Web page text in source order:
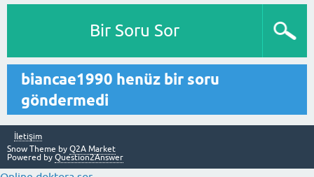
Bir Soru Sor
biancae1990 henüz bir soru
göndermedi
İletişim
Snow Theme by Q2A Market
Powered by Question2Answer